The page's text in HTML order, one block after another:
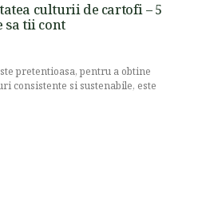
culturii de cartofi – 5
sa tii cont
pretentioasa, pentru a obtine
consistente si sustenabile, este